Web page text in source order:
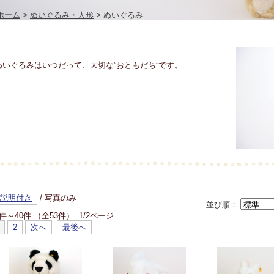
ーム > ぬいぐるみ・人形 > ぬいぐるみ
いぐるみはいつだって、大切な”おともだち”です。
並び順：
説明付き
/ 写真のみ
～40件 （全53件） 1/2ページ
2
次へ 最後へ